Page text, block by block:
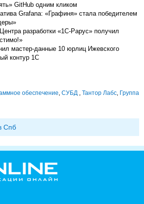
GitHub одним кликом
Grafana: «Графиня» стала победителем
разработки «1С-Рарус» получил
мастер-данные 10 юрлиц Ижевского
контур 1С
обеспечение, СУБД , Тантор Лабс, Группа
Спб